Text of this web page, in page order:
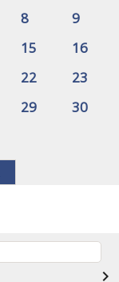
8
9
15
16
22
23
29
30
navigate_next